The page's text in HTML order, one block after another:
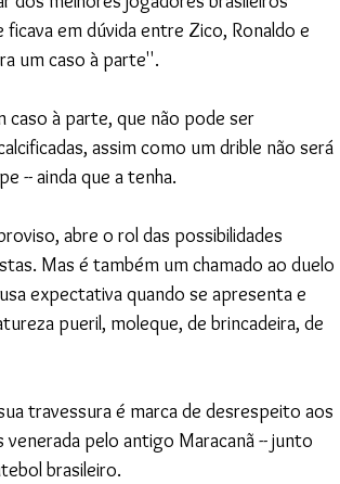
em dúvida entre Zico, Ronaldo e
um caso à parte''.
caso à parte, que não pode ser
assim como um drible não será
-- ainda que a tenha.
abre o rol das possibilidades
Mas é também um chamado ao duelo
expectativa quando se apresenta e
pueril, moleque, de brincadeira, de
travessura é marca de desrespeito aos
pelo antigo Maracanã -- junto
brasileiro.